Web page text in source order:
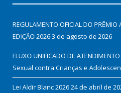
REGULAMENTO OFICIAL DO
EDIÇÃO 20263 de agosto de 2026
FLUXO UNIFICADO DE
Sexual contra Crianças e
Lei Aldir Blanc 202624 de abril de